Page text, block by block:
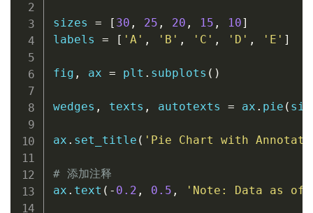
sizes = [ 30 , 25 , 20 , 15 , 10]
labels = [ 'A' , 'B' , 'C' , 'D' , 'E' ]
fig , ax = plt . subplots ( )
wedges , texts , autotexts = ax . pie (
ax . set_title ( 'Pie Chart with
# 添加注释
ax . text ( - 0.2 , 0.5 , 'Note: Data as of